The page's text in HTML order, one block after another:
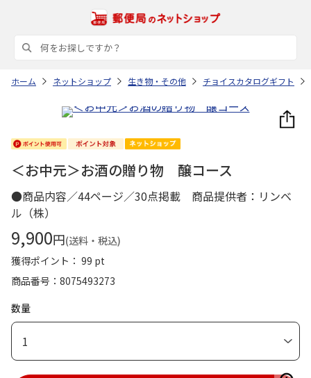
ホーム ネットショップ 生き物・その他 チョイスカタログギフト
＜お中元＞お酒の贈り物 醸コース
●商品内容／44ページ／30点掲載 商品提供者：リンベ
ル（株）
9,900円(送料・税込)
獲得ポイント： 99 pt
商品番号
8075493273
数量
1